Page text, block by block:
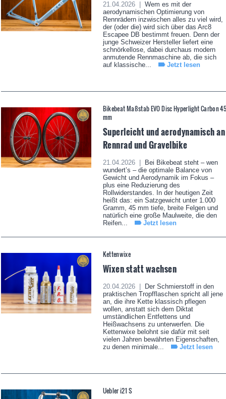
21.04.2026 |
Wem es mit der
aerodynamischen Optimierung von
Rennrädern inzwischen alles zu viel wird,
der (oder die) wird sich über das Arc8
Escapee DB bestimmt freuen. Denn der
junge Schweizer Hersteller liefert eine
schnörkellose, dabei durchaus modern
anmutende Rennmaschine ab, die sich
auf klassische...
Jetzt lesen
Bikebeat Maßstab EVO Disc Hyperlight Carbon
mm
Superleicht und aerodynamisch an
Rennrad und Gravelbike
21.04.2026 |
Bei Bikebeat steht – wen
wundert’s – die optimale Balance von
Gewicht und Aerodynamik im Fokus –
plus eine Reduzierung des
Rollwiderstandes. In der heutigen Zeit
heißt das: ein Satzgewicht unter 1.000
Gramm, 45 mm tiefe, breite Felgen und
natürlich eine große Maulweite, die den
Reifen...
Jetzt lesen
Kettenwixe
Wixen statt wachsen
20.04.2026 |
Der Schmierstoff in den
praktischen Tropfflaschen spricht all jene
an, die ihre Kette klassisch pflegen
wollen, anstatt sich dem Diktat
umständlichen Entfettens und
Heißwachsens zu unterwerfen. Die
Kettenwixe belohnt sie dafür mit seit
vielen Jahren bewährten Eigenschaften,
zu denen minimale...
Jetzt lesen
Uebler i21 S